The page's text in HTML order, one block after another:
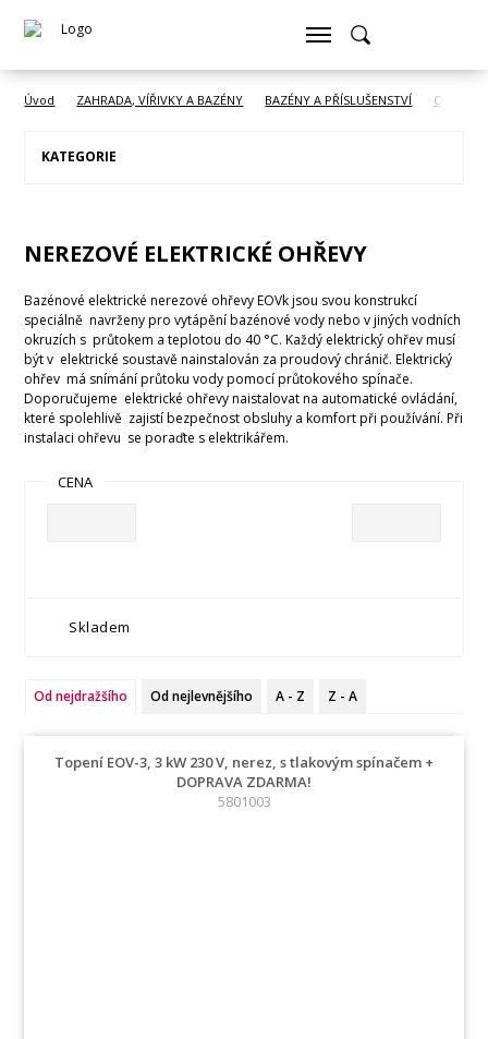
Úvod ZAHRADA, VÍŘIVKY A BAZÉNY BAZÉNY A PŘÍSLUŠENSTVÍ Ohřev
KATEGORIE
NEREZOVÉ ELEKTRICKÉ OHŘEVY
Bazénové elektrické nerezové ohřevy EOVk jsou svou konstrukcí
speciálně navrženy pro vytápění bazénové vody nebo v jiných vodních
okruzích s průtokem a teplotou do 40 °C. Každý elektrický ohřev musí
být v elektrické soustavě nainstalován za proudový chránič. Elektrický
ohřev má snímání průtoku vody pomocí průtokového spínače.
Doporučujeme elektrické ohřevy naistalovat na automatické ovládání,
které spolehlivě zajistí bezpečnost obsluhy a komfort při používání. Při
instalaci ohřevu se poraďte s elektrikářem.
CENA
Skladem
Od nejdražšího Od nejlevnějšího A - Z Z - A
Topení EOV-3, 3 kW 230 V, nerez, s tlakovým spínačem +
DOPRAVA ZDARMA!
5801003